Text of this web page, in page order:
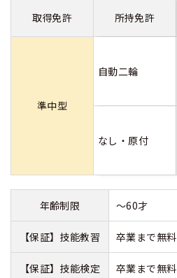
取得免許 所持免許
準中型
自動二輪
なし・原付
年齢制限 ～60才
【保証】技能教習 卒業まで無料
【保証】技能検定 卒業まで無料